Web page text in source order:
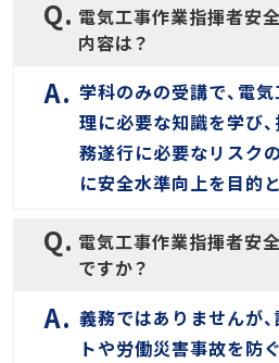
電気工事作業指揮者安
内容は？
学科のみの受講で、電
理に必要な知識を学び
務遂行に必要なリスク
に安全水準向上を目的
電気工事作業指揮者安
ですか？
義務ではありませんが
トや労働災害事故を防